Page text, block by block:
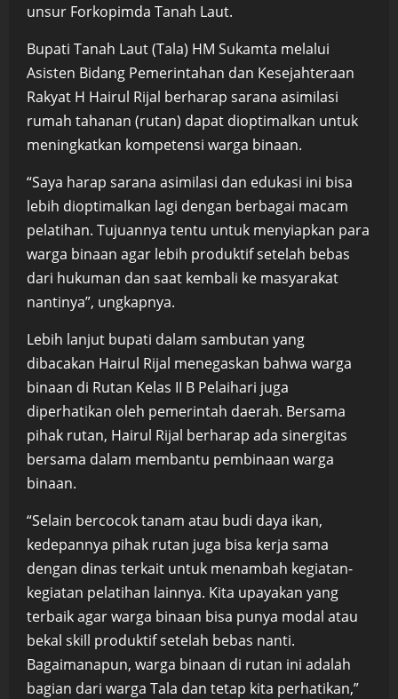
unsur Forkopimda Tanah Laut.
Bupati Tanah Laut (Tala) HM Sukamta melalui
Asisten Bidang Pemerintahan dan Kesejahteraan
Rakyat H Hairul Rijal berharap sarana asimilasi
rumah tahanan (rutan) dapat dioptimalkan untuk
meningkatkan kompetensi warga binaan.
“Saya harap sarana asimilasi dan edukasi ini bisa
lebih dioptimalkan lagi dengan berbagai macam
pelatihan. Tujuannya tentu untuk menyiapkan para
warga binaan agar lebih produktif setelah bebas
dari hukuman dan saat kembali ke masyarakat
nantinya”, ungkapnya.
Lebih lanjut bupati dalam sambutan yang
dibacakan Hairul Rijal menegaskan bahwa warga
binaan di Rutan Kelas II B Pelaihari juga
diperhatikan oleh pemerintah daerah. Bersama
pihak rutan, Hairul Rijal berharap ada sinergitas
bersama dalam membantu pembinaan warga
binaan.
“Selain bercocok tanam atau budi daya ikan,
kedepannya pihak rutan juga bisa kerja sama
dengan dinas terkait untuk menambah kegiatan-
kegiatan pelatihan lainnya. Kita upayakan yang
terbaik agar warga binaan bisa punya modal atau
bekal skill produktif setelah bebas nanti.
Bagaimanapun, warga binaan di rutan ini adalah
bagian dari warga Tala dan tetap kita perhatikan,”